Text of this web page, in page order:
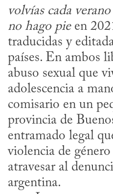
volvías cada verano
no hago pie en
traducidas y
países. En ambos
abuso sexual que
adolescencia a
comisario en un
provincia de
entramado legal
violencia de
atravesar al
argentina.